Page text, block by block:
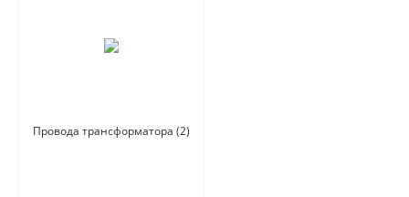
Провода трансформатора (2)